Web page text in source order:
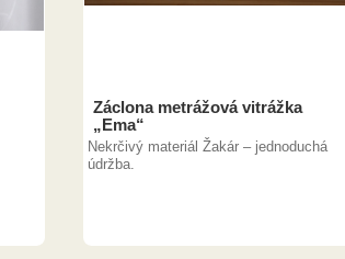
Záclona metrážová vitrážka
„Ema“
Nekrčivý materiál Žakár – jednoduchá
údržba.